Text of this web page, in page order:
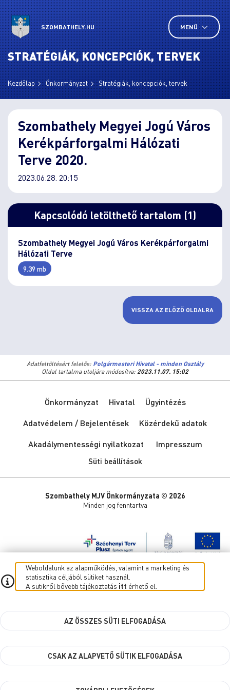
SZOMBATHELY.HU MENÜ
STRATÉGIÁK, KONCEPCIÓK, TERVEK
Kezdőlap Önkormányzat Stratégiák, koncepciók, tervek
Szombathely Megyei Jogú Város
Kerékpárforgalmi Hálózati
Terve 2020.
2023.06.28. 20:15
Kapcsolódó letölthető tartalom (1)
Szombathely Megyei Jogú Város Kerékpárforgalmi
Hálózati Terve
9.39 mb
VISSZA AZ ELŐZŐ OLDALRA
Adatfeltöltésért felelős: Polgármesteri Hivatal - minden Osztály
Oldal tartalma utoljára módosítva: 2023.11.07. 15:02
Önkormányzat Hivatal
Ügyintézés
Adatvédelem / Bejelentések
Közérdekű adatok
Akadálymentességi nyilatkozat
Impresszum
Süti beállítások
Szombathely MJV Önkormányzata © 2026
Minden jog fenntartva
Weboldalunk az alapműködés, valamint a marketing és
statisztika céljából sütiket használ.
A sütikről bővebb tájékoztatás itt érhető el.
AZ ÖSSZES SÜTI ELFOGADÁSA
CSAK AZ ALAPVETŐ SÜTIK ELFOGADÁSA